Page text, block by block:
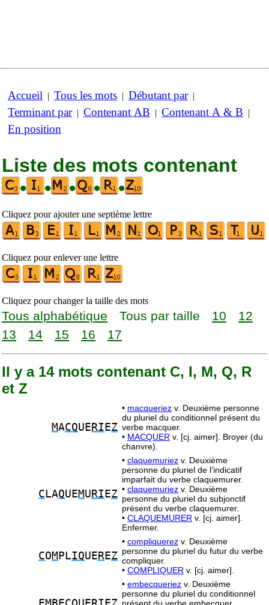
Accueil | Tous les mots | Débutant par|
Terminant par| Contenant AB | Contenant A & B |
En position
Liste des mots contenant
•
• • • •
Cliquez pour ajouter une septième lettre
Cliquez pour enlever une lettre
Cliquez pour changer la taille des mots
Tous alphabétique Tous par taille 10
12
13
14 15 16 17
Il y a 14 mots contenant C, I, M, Q, R
et Z
MACQUE RI EZ
• macqueriez v. Deuxième personne
du pluriel du conditionnel présent du
verbe macquer.
• MACQUER v. [cj. aimer]. Broyer (du
chanvre).
C LAQUEMU RI EZ
• claquemuriez v. Deuxième
personne du pluriel de l’indicatif
imparfait du verbe claquemurer.
• claquemuriez v. Deuxième
personne du pluriel du subjonctif
présent du verbe claquemurer.
• CLAQUEMURER v. [cj. aimer].
Enfermer.
COM PLIQUE REZ
• compliquerez v. Deuxième
personne du pluriel du futur du verbe
compliquer.
• COMPLIQUER v. [cj. aimer].
• embecqueriez v. Deuxième
personne du pluriel du conditionnel